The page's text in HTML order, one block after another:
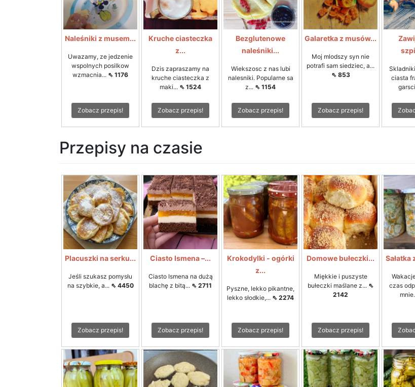
Naleśniki z musem...
Uwazamy, ze jedzenie
wspolnych posilkow
wzmacnia... ⇖ 1176
Zobacz przepis!
Kruche ciasteczka
z...
Dzis zapraszamy na
kruche ciasteczka z
maki... ⇖ 1524
Zobacz przepis!
Bezglutenowe
naleśniki...
Wiekszosc z nas lubi
nalesniki. Popularne sa
z... ⇖ 1154
Zobacz przepis!
Galaretka z musów...
Moj mlodszy syn nie
potrafi sam siedziec, a...
⇖ 853
Zobacz przepis!
ciasta
Przepisy na czasie
Placuszki na serku...
Jeśli szukasz pomysłu
na szybkie, a... ⇖ 4450
Zobacz przepis!
Ciasto Ismena –...
Ciasto Ismena na dużą
blachę z bitą... ⇖ 2711
Zobacz przepis!
Krokodylki - ogórki
z...
Pyszne, lekko pikantne,
lekko słodkie,... ⇖ 2274
Zobacz przepis!
Domowe bułeczki...
Miękkie i puszyste
bułeczki maślane z... ⇖
2142
Zobacz przepis!
Sałatka
czas